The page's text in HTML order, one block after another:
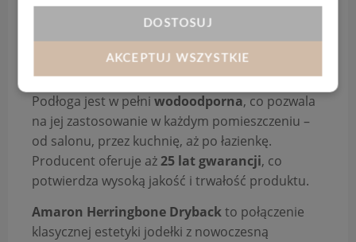
jak i w wymagających przestrzeniach
Czterostronna V-fuga
Design Bevel podkreśla kształt każdej deski,
Podłoga jest w pełni wodoodporna, co pozwala
na jej zastosowanie w każdym pomieszczeniu –
od salonu, przez kuchnię, aż po łazienkę.
Producent oferuje aż25 lat gwarancji, co
potwierdza wysoką jakość i trwałość produktu.
Amaron Herringbone Drybackto połączenie
klasycznej estetyki jodełki z nowoczesną
DOSTOSUJ
AKCEPTUJ WSZYSTKIE